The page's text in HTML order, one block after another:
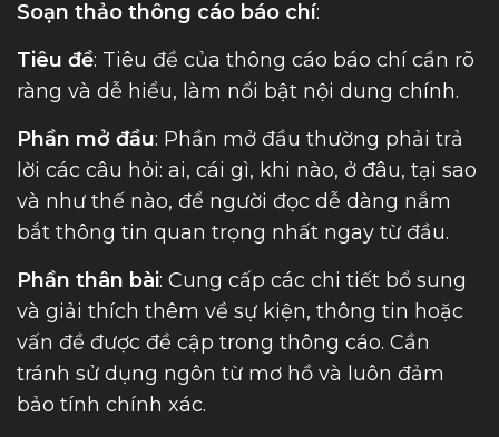
Soạn thảo thông cáo báo chí:
Tiêu đề: Tiêu đề của thông cáo báo chí cần rõ
ràng và dễ hiểu, làm nổi bật nội dung chính.
Phần mở đầu: Phần mở đầu thường phải trả
lời các câu hỏi: ai, cái gì, khi nào, ở đâu, tại sao
và như thế nào, để người đọc dễ dàng nắm
bắt thông tin quan trọng nhất ngay từ đầu.
Phần thân bài: Cung cấp các chi tiết bổ sung
và giải thích thêm về sự kiện, thông tin hoặc
vấn đề được đề cập trong thông cáo. Cần
tránh sử dụng ngôn từ mơ hồ và luôn đảm
bảo tính chính xác.